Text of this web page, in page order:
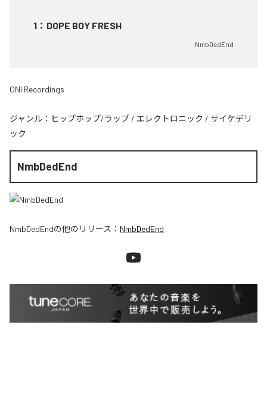
1 ： DOPE BOY FRESH
NmbDedEnd
ONI Recordings
ジャンル： ヒップホップ/ラップ / エレクトロニック / サイケデリ
ック
NmbDedEnd
NmbDedEndの他のリリース： NmbDedEnd